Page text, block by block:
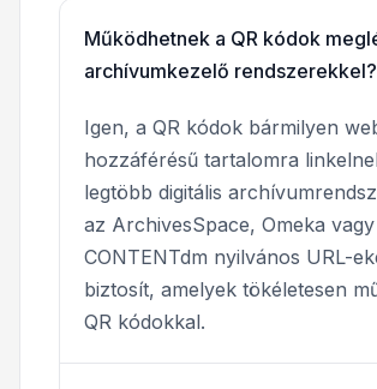
Működhetnek a QR kódok
archívumkezelő rendszerekkel?
Igen, a QR kódok bármilyen
hozzáférésű tartalomra
legtöbb digitális
az ArchivesSpace, Omeka vagy
CONTENTdm nyilvános URL-
biztosít, amelyek tökéletesen
QR kódokkal.